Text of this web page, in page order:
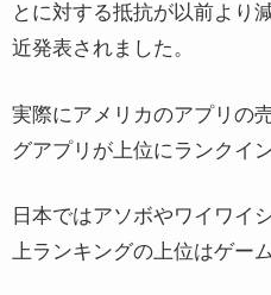
とに対する抵抗が以前より
近発表されました。
実際にアメリカのアプリの
グアプリが上位にランクイ
日本ではアソボやワイワイ
上ランキングの上位はゲー